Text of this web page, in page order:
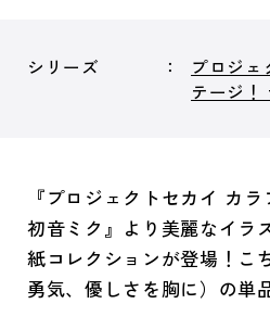
シリーズ
プロジェ
テージ
『プロジェクトセカイ カ
初音ミク』より美麗なイラ
紙コレクションが登場！こ
勇気、優しさを胸に）の単